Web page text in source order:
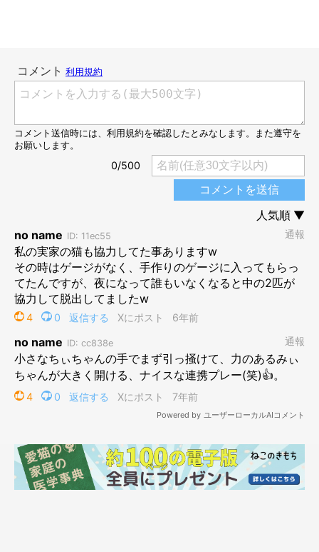
出典／『ねこのきもち』連載 ～二階堂ちはるの男の猫道～
作者プロフィール
東京を拠点に活動する、フリーランスのイラストレーター。
シュールでポップなテイストを得意とする。
ビジネス書からファッション誌の挿絵、メジャーバンドのジャケ